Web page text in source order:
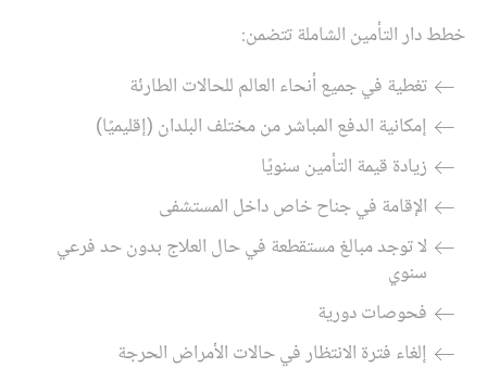
خطط دار التأمين الشاملة تتضمن:
تغطية في جميع أنحاء العالم للحالات الطارئة
إمكانية الدفع المباشر من مختلف البلدان (إقليميًا)
زيادة قيمة التأمين سنويًا
الإقامة في جناح خاص داخل المستشفى
لا توجد مبالغ مستقطعة في حال العلاج بدون حد فرعي
سنوي
فحوصات دورية
إلغاء فترة الانتظار في حالات الأمراض الحرجة